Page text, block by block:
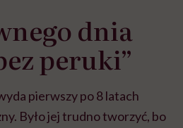
dnia
peruki”
pierwszy po 8 latach
Było jej trudno tworzyć, bo